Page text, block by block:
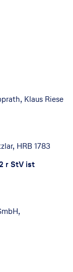
Klaus Riese
HRB 1783
r StV ist